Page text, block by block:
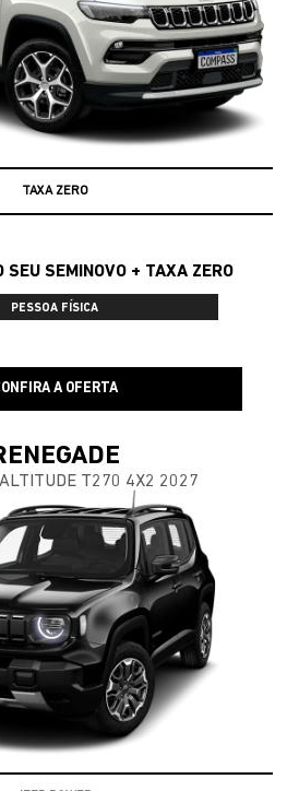
TAXA ZERO
TABELA FIPE NO SEU SEMINOVO + TAXA ZERO
PESSOA FÍSICA
A OFERTA
ALTITUDE T270 4X2 2027